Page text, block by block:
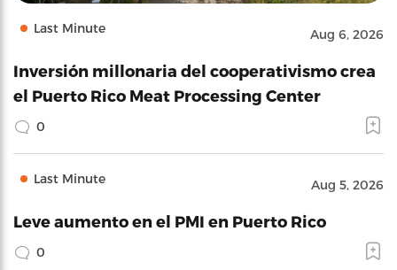
Last Minute Aug 6, 2026
Inversión millonaria del cooperativismo crea
el Puerto Rico Meat Processing Center
0
Last Minute Aug 5, 2026
Leve aumento en el PMI en Puerto Rico
0